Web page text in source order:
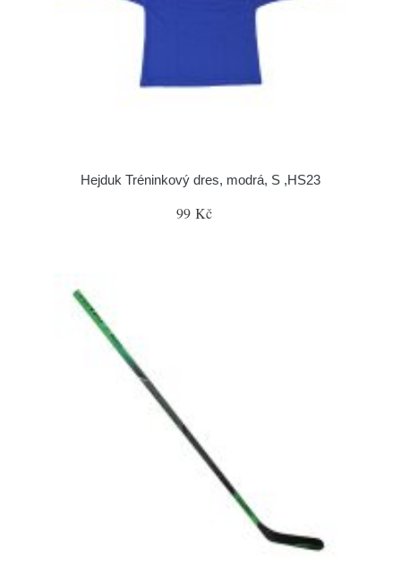
Hejduk Tréninkový dres, modrá, S ,HS23
99 Kč